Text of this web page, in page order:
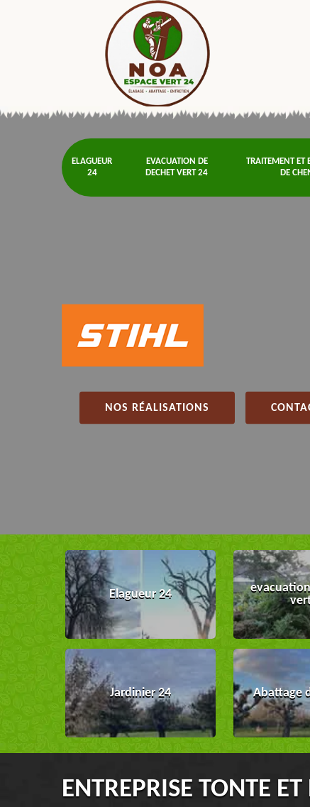
ELAGUEUR
24
EVACUATION DE
DECHET VERT 24
TRAITEMENT ET
DE
NOS RÉALISATIONS
Elagueur 24
Jardinier 24 Abattage
ENTREPRISE TONTE